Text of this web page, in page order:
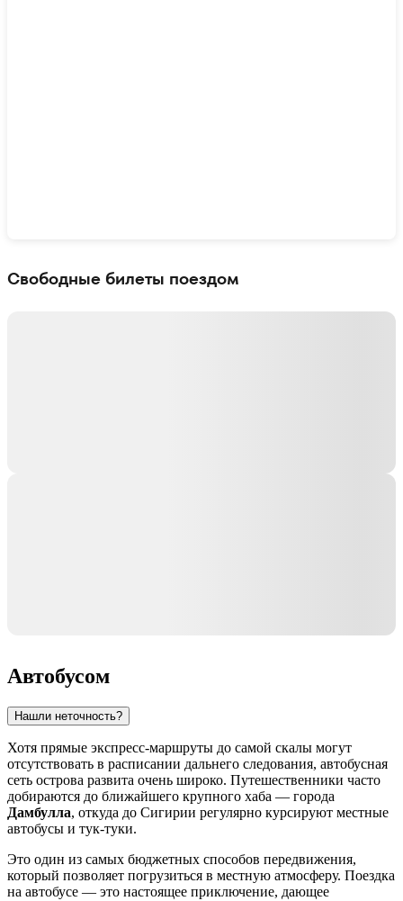
Свободные билеты поездом
Автобусом
Нашли неточность?
Хотя прямые экспресс-маршруты до самой скалы могут
отсутствовать в расписании дальнего следования, автобусная
сеть острова развита очень широко. Путешественники часто
добираются до ближайшего крупного хаба — города
Дамбулла, откуда до Сигирии регулярно курсируют местные
автобусы и тук-туки.
Это один из самых бюджетных способов передвижения,
который позволяет погрузиться в местную атмосферу. Поездка
на автобусе — это настоящее приключение, дающее